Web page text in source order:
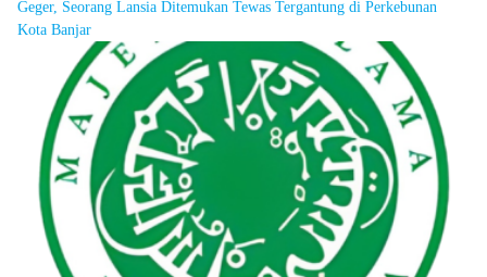
Geger, Seorang Lansia Ditemukan Tewas Tergantung di Perkebunan
Kota Banjar